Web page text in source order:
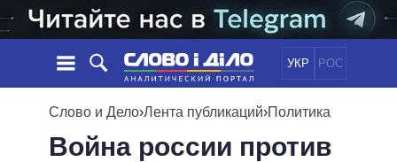
УКР РОС
НОВОСТИ
ЛЕНТА
ПОЛИТИКА
ОБЕЩАНИЯ
Слово и Дело›Лента публикаций›Политика
Война россии против